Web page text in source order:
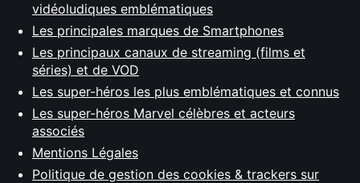
vidéoludiques emblématiques
Les principales marques de Smartphones
Les principaux canaux de streaming (films et
séries) et de VOD
Les super-héros les plus emblématiques et connus
Les super-héros Marvel célèbres et acteurs
associés
Mentions Légales
Politique de gestion des cookies & trackers sur